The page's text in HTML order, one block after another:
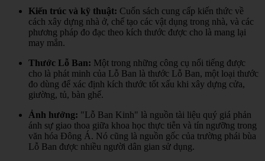
Kiến trúc và kỹ thuật: Cuốn sách cung cấp kiến thức về
cách xây dựng nhà ở, chế tạo các vật dụng trong nhà, và các
phương pháp đo đạc theo kích thước được cho là mang lại
may mắn.
Thước Lỗ Ban: Một trong những công cụ nổi tiếng được
cho là phát minh của Lỗ Ban là thước Lỗ Ban, một loại thước
đo dùng để xác định kích thước tốt xấu khi xây dựng cửa,
giường, tủ, bàn ghế.
Ảnh hưởng: "Lỗ Ban Kinh" là nguồn tài liệu quý giá phản
ánh sự giao thoa giữa khoa học thực tiễn và tín ngưỡng trong
văn hóa Đông Á. Nó cũng là nguồn gốc của trường phái bùa
Lỗ Ban được nhiều người dân gian sử dụng.